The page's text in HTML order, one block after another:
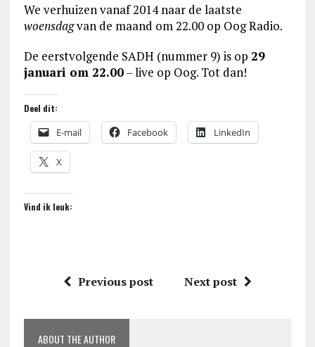
We verhuizen vanaf 2014 naar de laatste
woensdagvan de maand om 22.00 op Oog Radio.
De eerstvolgende SADH (nummer 9) is op 29
januari om 22.00– live op Oog. Tot dan!
Deel dit:
E-mail Facebook LinkedIn
X
Vind ik leuk:
Previous post Next post
ABOUT THE AUTHOR